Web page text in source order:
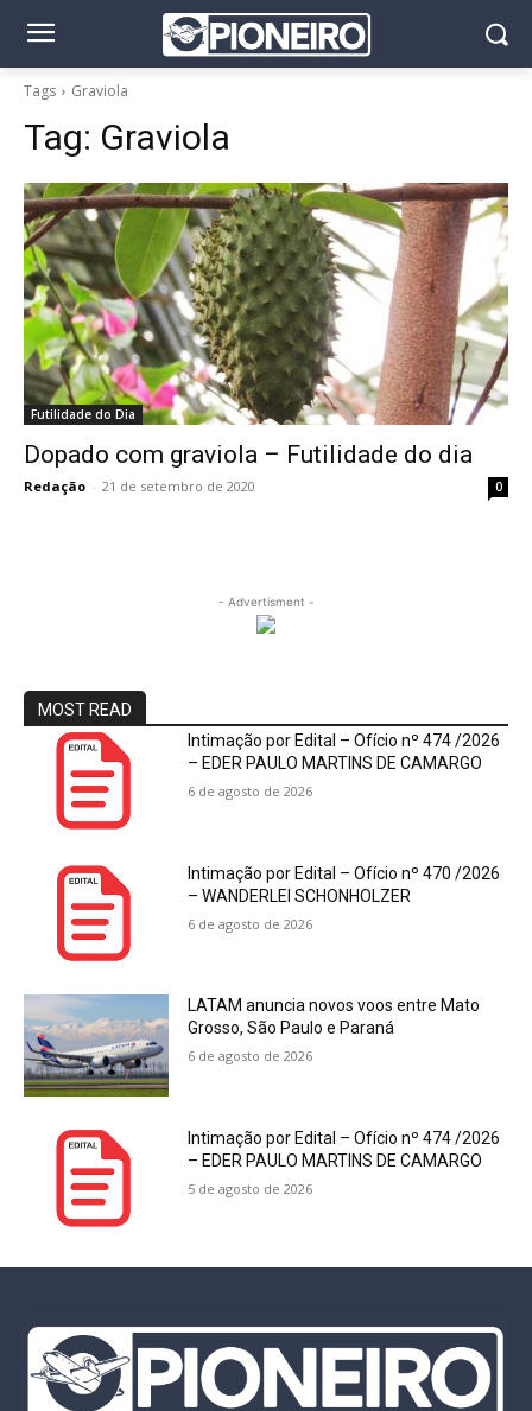
Tags Graviola
Tag: Graviola
Futilidade do Dia
Dopado com graviola – Futilidade do dia
Redação - 21 de setembro de 2020 0
- Advertisment -
MOST READ
Intimação por Edital – Ofício nº 474 /2026
– EDER PAULO MARTINS DE CAMARGO
6 de agosto de 2026
Intimação por Edital – Ofício nº 470 /2026
– WANDERLEI SCHONHOLZER
6 de agosto de 2026
LATAM anuncia novos voos entre Mato
Grosso, São Paulo e Paraná
6 de agosto de 2026
Intimação por Edital – Ofício nº 474 /2026
– EDER PAULO MARTINS DE CAMARGO
5 de agosto de 2026